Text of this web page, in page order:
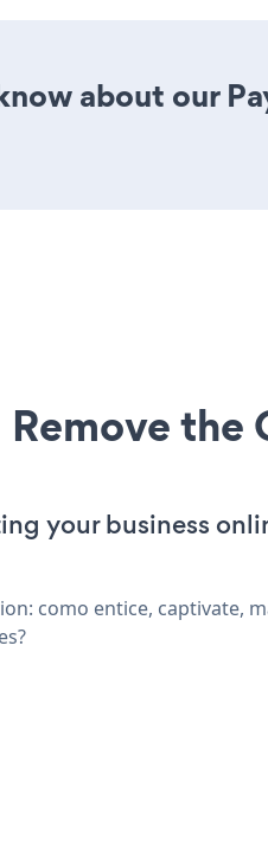
about our
Remove the
your business
como entice, captivate,